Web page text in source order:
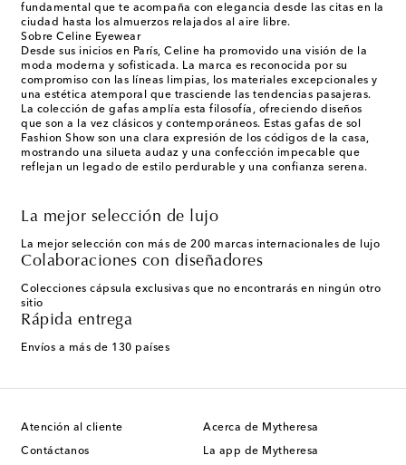
fundamental que te acompaña con elegancia desde las citas en la
ciudad hasta los almuerzos relajados al aire libre.
Sobre Celine Eyewear
Desde sus inicios en París, Celine ha promovido una visión de la
moda moderna y sofisticada. La marca es reconocida por su
compromiso con las líneas limpias, los materiales excepcionales y
una estética atemporal que trasciende las tendencias pasajeras.
La colección de gafas amplía esta filosofía, ofreciendo diseños
que son a la vez clásicos y contemporáneos. Estas gafas de sol
Fashion Show son una clara expresión de los códigos de la casa,
mostrando una silueta audaz y una confección impecable que
reflejan un legado de estilo perdurable y una confianza serena.
La mejor selección de lujo
La mejor selección con más de 200 marcas internacionales de lujo
Colaboraciones con diseñadores
Colecciones cápsula exclusivas que no encontrarás en ningún otro
sitio
Rápida entrega
Envíos a más de 130 países
Atención al cliente
Contáctanos
Acerca de Mytheresa
La app de Mytheresa